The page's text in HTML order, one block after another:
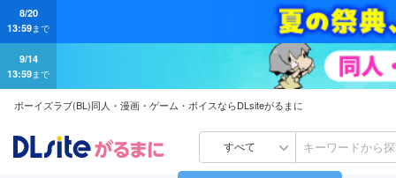
9/14
13:59まで
ボーイズラブ(BL)同人・漫画・ゲーム・ボイスならDLsiteがるまに
すべて